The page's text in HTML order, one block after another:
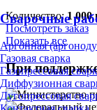
Сварочные
Аргонная
Газовая сварка
Газопрессовая
Диффузионная
Дугопрессовая
Количество:1 000
Посмотреть заказ
Показать все
При